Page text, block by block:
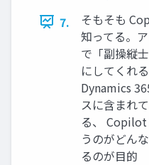
7.
そもそも
知ってる。
で「副操縦
にしてくれ
Dynamics
スに含まれ
る、
うのがどん
るのが目的